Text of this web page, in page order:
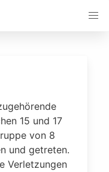
15 und 17
von 8
und getreten.
Verletzungen